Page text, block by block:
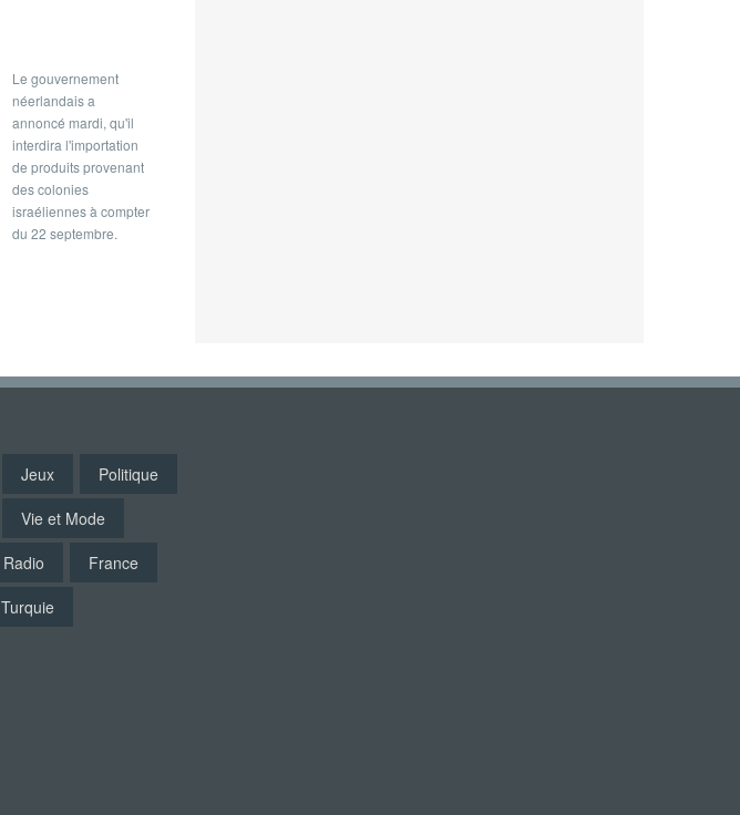
Le gouvernement
néerlandais a
annoncé mardi, qu'il
interdira l'importation
de produits provenant
des colonies
israéliennes à compter
du 22 septembre.
Jeux
Politique
Vie et Mode
Radio
France
Turquie